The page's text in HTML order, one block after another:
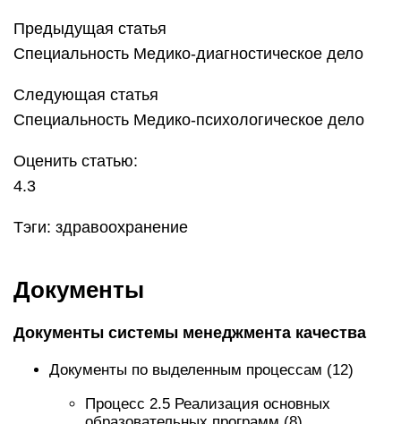
Предыдущая статья
Специальность Медико-диагностическое дело
Следующая статья
Специальность Медико-психологическое дело
Оценить статью:
4.3
Тэги: здравоохранение
Документы
Документы системы менеджмента качества
Документы по выделенным процессам (12)
Процесс 2.5 Реализация основных